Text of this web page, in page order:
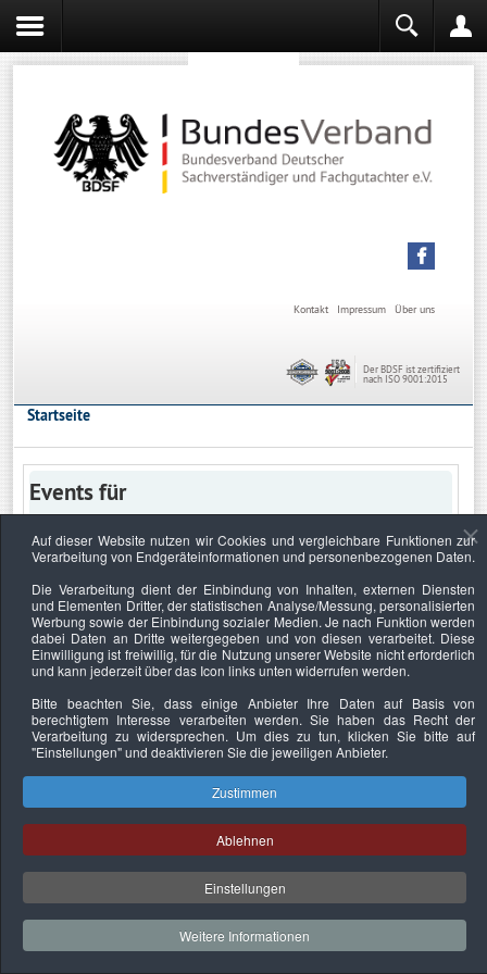
Über uns
Impressum
Kontakt
Der BDSF ist zertifiziert
nach ISO 9001:2015
Startseite
Events für
Keine Termine
Datenschutzerklärung Urheberrechtsnachweise Nachhaltigkeit
Copyright © 2026. Bundesverband Deutscher
Sachverständiger und Fachgutachter e.V..
Auf dieser Website nutzen wir Cookies und vergleichbare Funktionen zur
Verarbeitung von Endgeräteinformationen und personenbezogenen Daten.
Die Verarbeitung dient der Einbindung von Inhalten, externen Diensten
und Elementen Dritter, der statistischen Analyse/Messung, personalisierten
Werbung sowie der Einbindung sozialer Medien. Je nach Funktion werden
dabei Daten an Dritte weitergegeben und von diesen verarbeitet. Diese
Einwilligung ist freiwillig, für die Nutzung unserer Website nicht erforderlich
und kann jederzeit über das Icon links unten widerrufen werden.
Bitte beachten Sie, dass einige Anbieter Ihre Daten auf Basis von
berechtigtem Interesse verarbeiten werden. Sie haben das Recht der
Verarbeitung zu widersprechen. Um dies zu tun, klicken Sie bitte auf
"Einstellungen"und deaktivieren Sie die jeweiligen Anbieter.
Zustimmen
Ablehnen
Einstellungen
Weitere Informationen